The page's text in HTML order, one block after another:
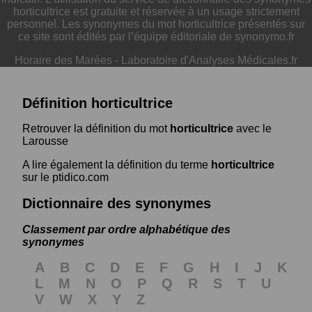
horticultrice est gratuite et réservée à un usage strictement
personnel. Les synonymes du mot horticultrice présentés sur
ce site sont édités par l’équipe éditoriale de synonymo.fr
Horaire des Marées - Laboratoire d'Analyses Médicales.fr
Définition horticultrice
Retrouver la définition du mot horticultrice avec le
Larousse
A lire également la définition du terme horticultrice
sur le ptidico.com
Dictionnaire des synonymes
Classement par ordre alphabétique des
synonymes
A B C D E F G H I J
K
L
M N O P Q R S T
U
V
W X Y Z